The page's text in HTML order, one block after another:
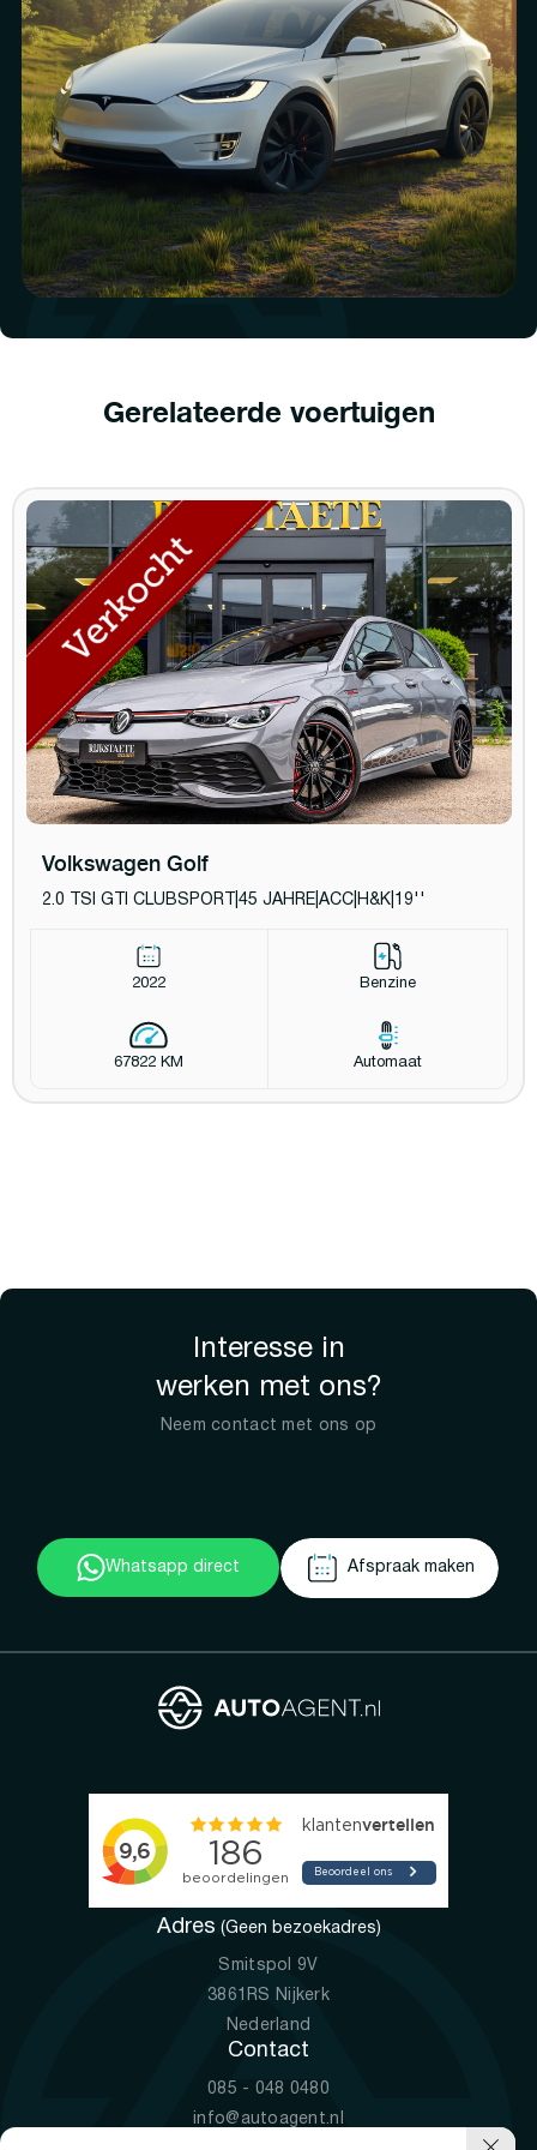
Gerelateerde voertuigen
Volkswagen Golf
2.0 TSI GTI CLUBSPORT|45 JAHRE|ACC|H&K|19''
2022 Benzine
67822 KM Automaat
Interesse in
werken met ons?
Neem contact met ons op
Whatsapp direct Afspraak maken
Adres (Geen bezoekadres)
Smitspol 9V
3861RS Nijkerk
Nederland
Contact
085 - 048 0480
info@autoagent.nl